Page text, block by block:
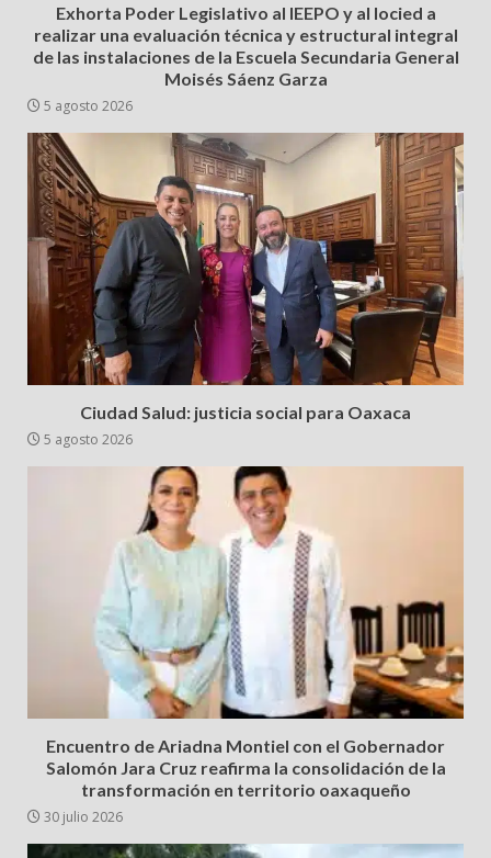
Exhorta Poder Legislativo al IEEPO y al Iocied a
realizar una evaluación técnica y estructural integral
de las instalaciones de la Escuela Secundaria General
Moisés Sáenz Garza
5 agosto 2026
Ciudad Salud: justicia social para Oaxaca
5 agosto 2026
Encuentro de Ariadna Montiel con el Gobernador
Salomón Jara Cruz reafirma la consolidación de la
transformación en territorio oaxaqueño
30 julio 2026